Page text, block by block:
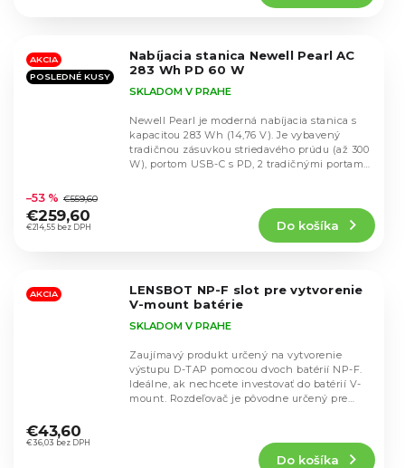
hviezdičiek.
AKCIA
POSLEDNÉ KUSY
Nabíjacia stanica Newell Pearl AC
283 Wh PD 60 W
hodnotenie
produktu
je
hviezdičiek.
SKLADOM V PRAHE
€214,55 bez DPH
–53 % €559,60
€259,60
Do košíka
Newell Pearl je moderná nabíjacia stanica s
kapacitou 283 Wh (14,76 V). Je vybavený
tradičnou zásuvkou striedavého prúdu (až 300
W), portom USB-C s PD, 2 tradičnými portami
AKCIA
LENSBOT NP-F slot pre vytvorenie
V-mount batérie
hodnotenie
produktu
SKLADOM V PRAHE
€36,03 bez DPH
€43,60
Do košíka
Zaujímavý produkt určený na vytvorenie
výstupu D-TAP pomocou dvoch batérií NP-F.
Ideálne, ak nechcete investovať do batérií V-
mount. Rozdeľovač je pôvodne určený pre